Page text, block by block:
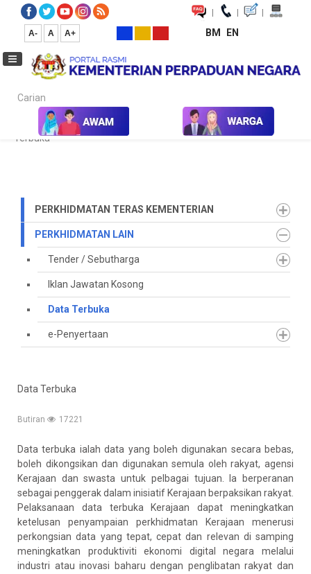
| | |
A- A A+ BM EN
Carian...
Laman Utama Perkhidmatan Perkhidmatan Lain Data
Terbuka
PERKHIDMATAN TERAS KEMENTERIAN
PERKHIDMATAN LAIN
Tender / Sebutharga
Iklan Jawatan Kosong
Data Terbuka
e-Penyertaan
Data Terbuka
Butiran 17221
Data terbuka ialah data yang boleh digunakan secara bebas,
boleh dikongsikan dan digunakan semula oleh rakyat, agensi
Kerajaan dan swasta untuk pelbagai tujuan. Ia berperanan
sebagai penggerak dalam inisiatif Kerajaan berpaksikan rakyat.
Pelaksanaan data terbuka Kerajaan dapat meningkatkan
ketelusan penyampaian perkhidmatan Kerajaan menerusi
perkongsian data yang tepat, cepat dan relevan di samping
meningkatkan produktiviti ekonomi digital negara melalui
industri atau inovasi baharu dengan penglibatan rakyat dan